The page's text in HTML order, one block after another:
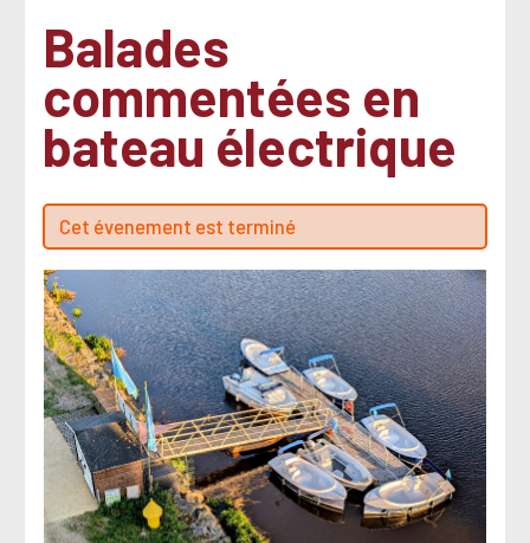
Balades
commentées en
bateau électrique
Cet évenement est terminé